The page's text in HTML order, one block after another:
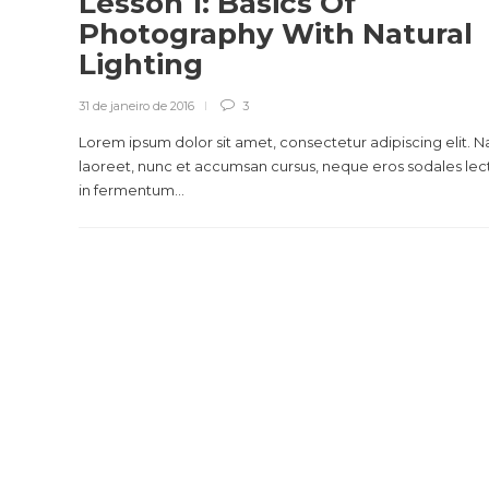
Photography With Natural
Lighting
31 de janeiro de 2016 3
Lorem ipsum dolor sit amet, consectetur adipiscing elit.
laoreet, nunc et accumsan cursus, neque eros sodales
in fermentum...